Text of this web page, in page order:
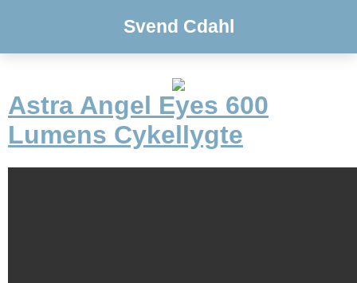
Svend Cdahl
Astra Angel Eyes 600
Lumens Cykellygte